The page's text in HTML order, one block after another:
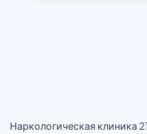
Наркологическая клиника